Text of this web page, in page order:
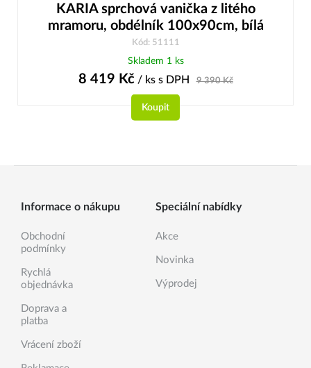
KARIA sprchová vanička z litého
mramoru, obdélník 100x90cm, bílá
Kód: 51111
Skladem 1 ks
8 419 Kč/ ks s DPH 9 390Kč
Koupit
Informace o nákupu
Obchodní
podmínky
Rychlá
objednávka
Doprava a
platba
Vrácení zboží
Speciální nabídky
Akce
Novinka
Výprodej